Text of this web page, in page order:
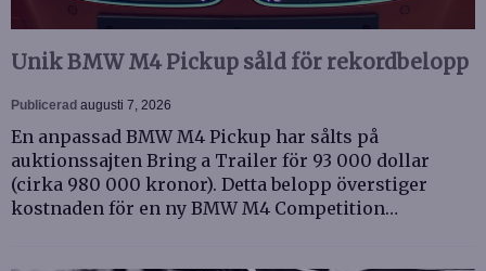
Unik BMW M4 Pickup såld för rekordbelopp
Publicerad augusti 7, 2026
En anpassad BMW M4 Pickup har sålts på
auktionssajten Bring a Trailer för 93 000 dollar
(cirka 980 000 kronor). Detta belopp överstiger
kostnaden för en ny BMW M4 Competition…